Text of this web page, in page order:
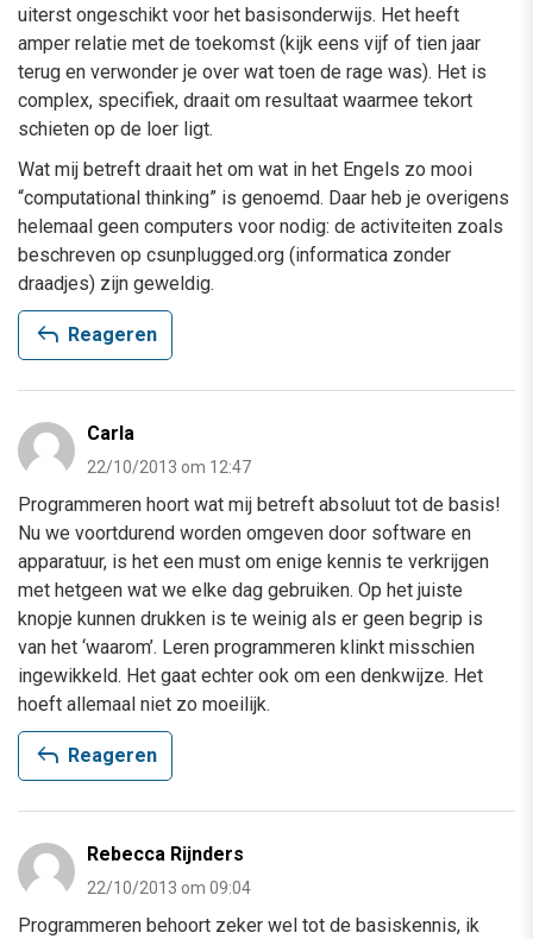
uiterst ongeschikt voor het basisonderwijs. Het heeft
amper relatie met de toekomst (kijk eens vijf of tien jaar
terug en verwonder je over wat toen de rage was). Het is
complex, specifiek, draait om resultaat waarmee tekort
schieten op de loer ligt.
Wat mij betreft draait het om wat in het Engels zo mooi
“computational thinking” is genoemd. Daar heb je overigens
helemaal geen computers voor nodig: de activiteiten zoals
beschreven op csunplugged.org (informatica zonder
draadjes) zijn geweldig.
reply Reageren
Carla
22/10/2013 om 12:47
Programmeren hoort wat mij betreft absoluut tot de basis!
Nu we voortdurend worden omgeven door software en
apparatuur, is het een must om enige kennis te verkrijgen
met hetgeen wat we elke dag gebruiken. Op het juiste
knopje kunnen drukken is te weinig als er geen begrip is
van het ‘waarom’. Leren programmeren klinkt misschien
ingewikkeld. Het gaat echter ook om een denkwijze. Het
hoeft allemaal niet zo moeilijk.
reply Reageren
Rebecca Rijnders
22/10/2013 om 09:04
Programmeren behoort zeker wel tot de basiskennis, ik